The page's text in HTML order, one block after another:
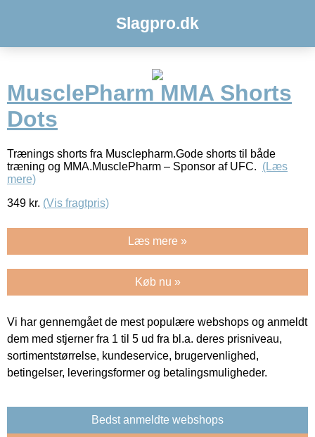
Slagpro.dk
MusclePharm MMA Shorts
Dots
Trænings shorts fra Musclepharm.Gode shorts til både
træning og MMA.MusclePharm – Sponsor af UFC. (Læs
mere)
349 kr. (Vis fragtpris)
Læs mere »
Køb nu »
Vi har gennemgået de mest populære webshops og anmeldt
dem med stjerner fra 1 til 5 ud fra bl.a. deres prisniveau,
sortimentstørrelse, kundeservice, brugervenlighed,
betingelser, leveringsformer og betalingsmuligheder.
Bedst anmeldte webshops